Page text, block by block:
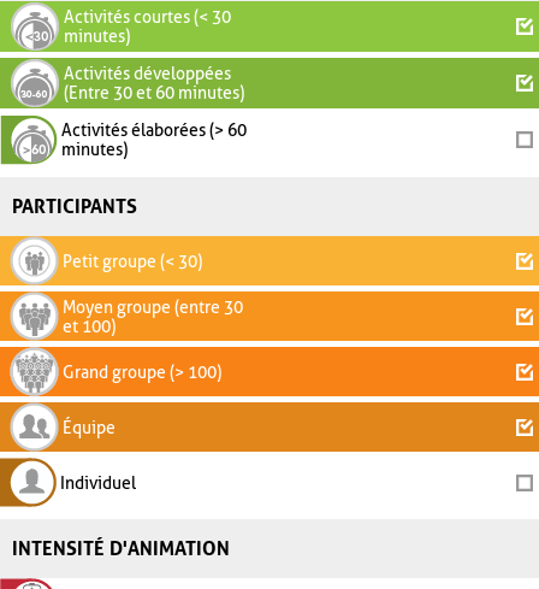
Activités courtes (< 30
minutes)
Activités développées
(Entre 30 et 60 minutes)
Activités élaborées (> 60
minutes)
PARTICIPANTS
Petit groupe (< 30)
Moyen groupe (entre 30
et 100)
Grand groupe (> 100)
Équipe
Individuel
INTENSITÉ D'ANIMATION